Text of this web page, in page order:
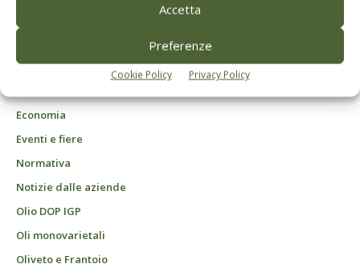
Accetta
Preferenze
Cookie Policy Privacy Policy
registrata presso il tribunale di Bologna n. 6776 del 04/03/1998
ROC "Poste italiane Spa - sped. A.P. - DL 353/2003 conv. L. 46/2004, art. 1c.1:
DCB Milano" Roc n. 24344 del 11 marzo 2014
Agrofarmaci – Difesa
Economia
Eventi e fiere
Normativa
Notizie dalle aziende
Olio DOP IGP
Oli monovarietali
Oliveto e Frantoio